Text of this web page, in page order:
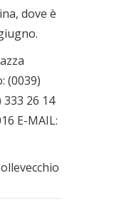
dove è
(0039)
333 26 14
E-MAIL: